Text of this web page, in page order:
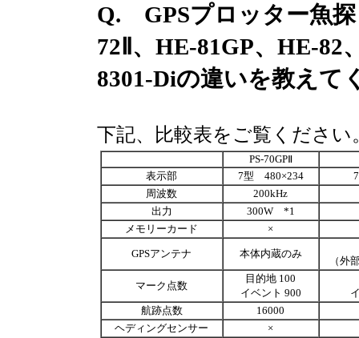
Q. GPSプロッター魚
72Ⅱ、HE-81GP、HE-82
8301-Diの違いを教えて
下記、比較表をご覧ください
PS-70GPⅡ
表示部
7型 480×234
周波数
200kHz
出力
300W *1
メモリーカード
×
GPSアンテナ 本体内蔵のみ
（外
マーク点数
目的地 100
イベント 900
航跡点数
16000
ヘディングセンサー
×